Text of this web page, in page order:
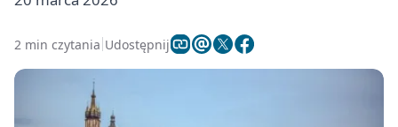
2 min czytania Udostępnij